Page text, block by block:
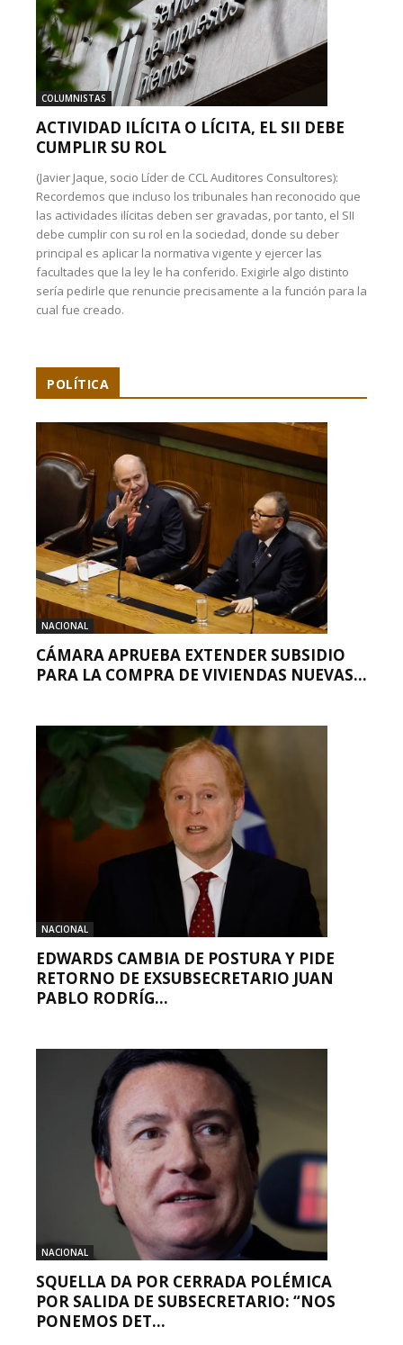
COLUMNISTAS
ACTIVIDAD ILÍCITA O LÍCITA, EL SII DEBE
CUMPLIR SU ROL
(Javier Jaque, socio Líder de CCL Auditores Consultores):
Recordemos que incluso los tribunales han reconocido que
las actividades ilícitas deben ser gravadas, por tanto, el SII
debe cumplir con su rol en la sociedad, donde su deber
principal es aplicar la normativa vigente y ejercer las
facultades que la ley le ha conferido. Exigirle algo distinto
sería pedirle que renuncie precisamente a la función para la
cual fue creado.
POLÍTICA
NACIONAL
CÁMARA APRUEBA EXTENDER SUBSIDIO
PARA LA COMPRA DE VIVIENDAS NUEVAS...
NACIONAL
EDWARDS CAMBIA DE POSTURA Y PIDE
RETORNO DE EXSUBSECRETARIO JUAN
PABLO RODRÍG...
NACIONAL
SQUELLA DA POR CERRADA POLÉMICA
POR SALIDA DE SUBSECRETARIO: “NOS
PONEMOS DET...